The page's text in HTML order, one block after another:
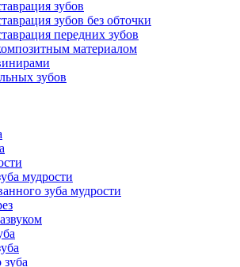
зубов
зубов без обточки
передних зубов
материалом
зубов
мудрости
зуба мудрости